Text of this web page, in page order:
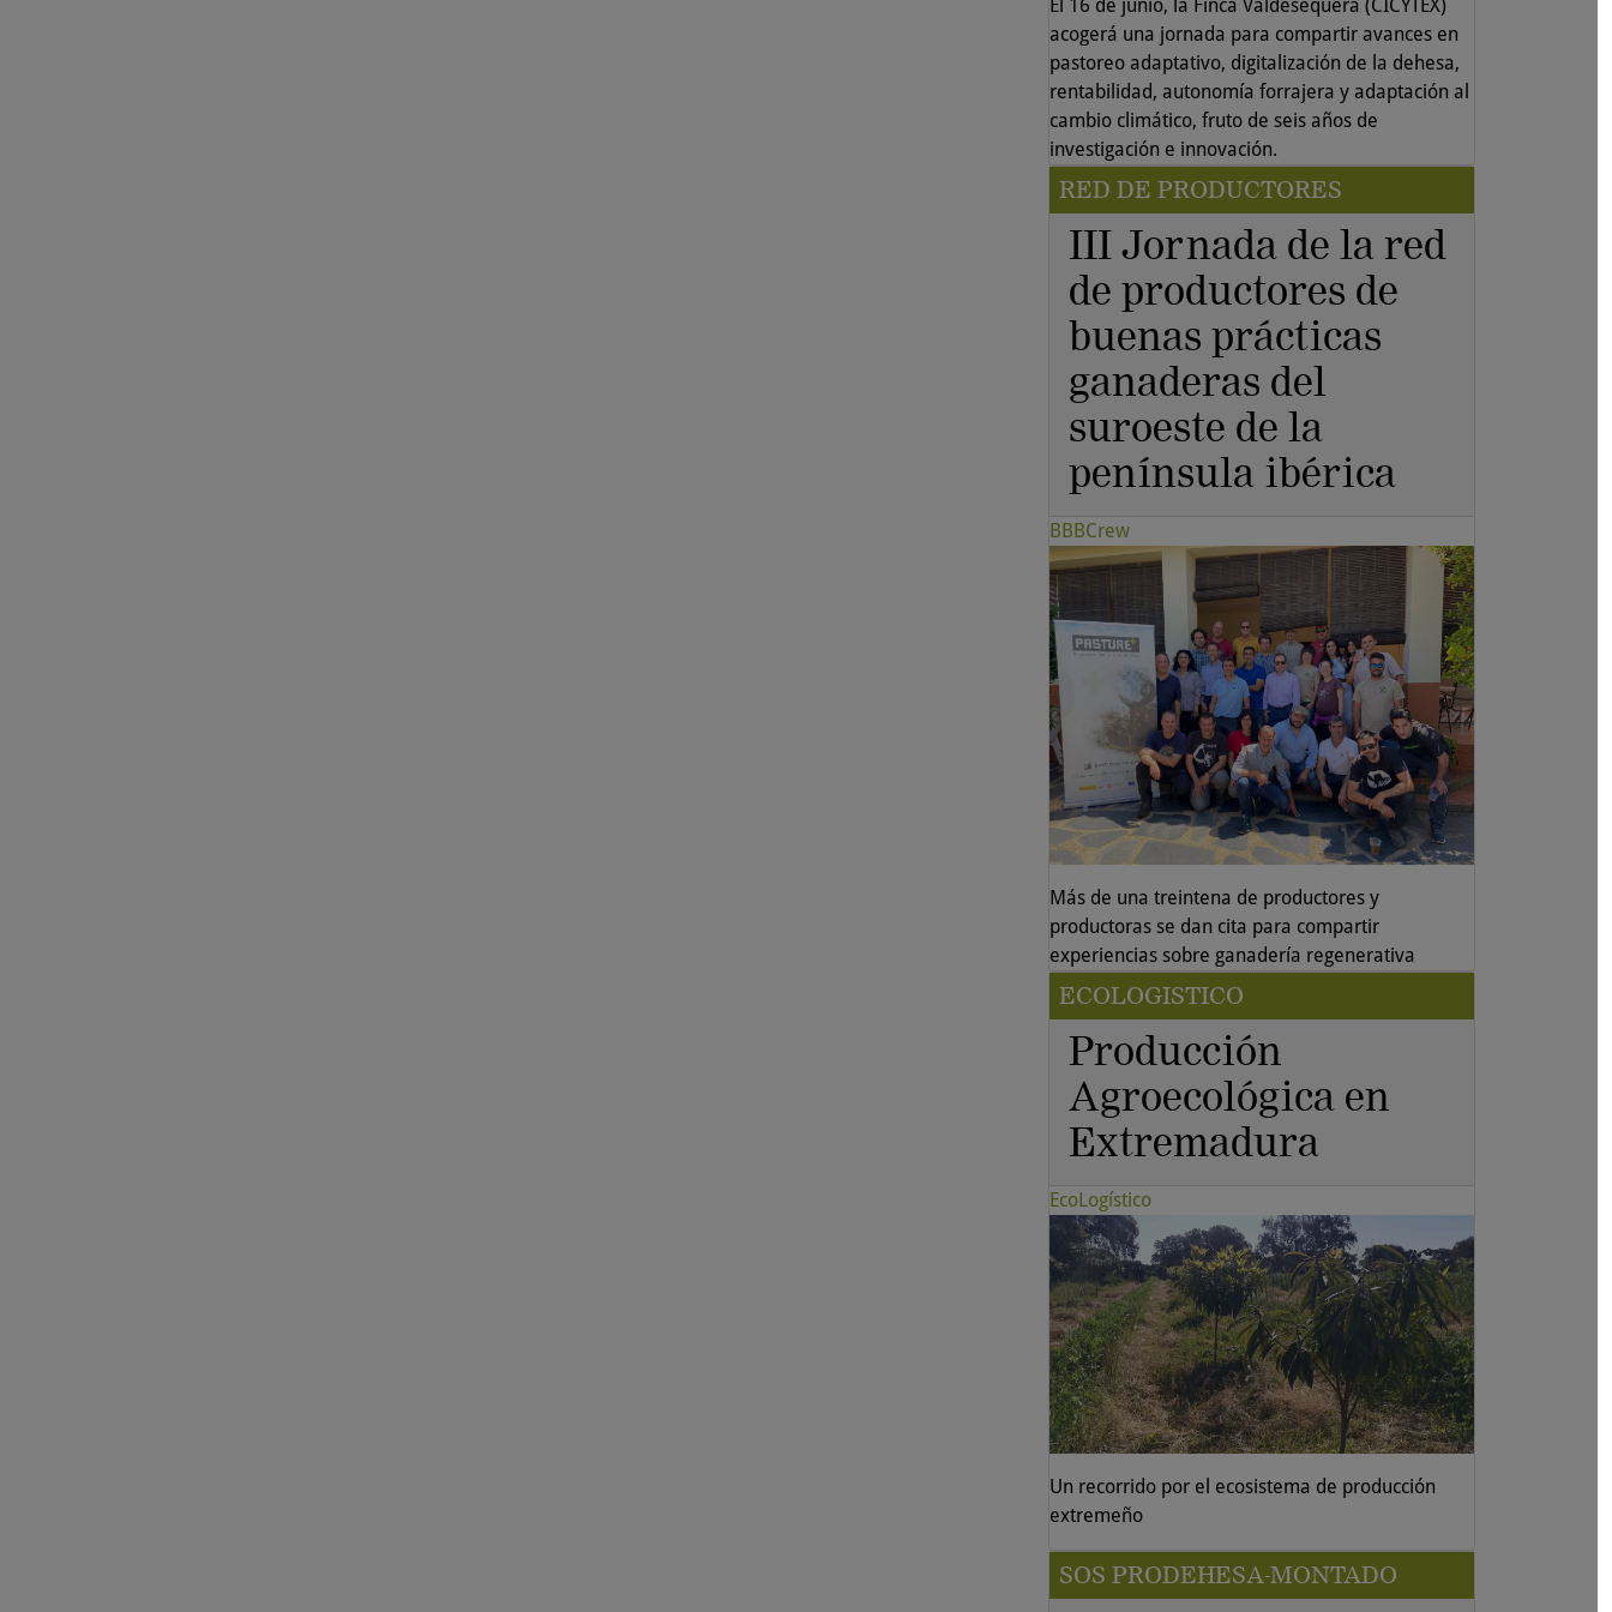
El 16 de junio, la Finca Valdesequera (CICYTEX)
acogerá una jornada para compartir avances en
pastoreo adaptativo, digitalización de la dehesa,
rentabilidad, autonomía forrajera y adaptación al
cambio climático, fruto de seis años de
investigación e innovación.
RED DE PRODUCTORES
III Jornada de la red
de productores de
buenas prácticas
ganaderas del
suroeste de la
península ibérica
BBBCrew
Más de una treintena de productores y
productoras se dan cita para compartir
experiencias sobre ganadería regenerativa
ECOLOGISTICO
Producción
Agroecológica en
Extremadura
EcoLogístico
Un recorrido por el ecosistema de producción
extremeño
SOS PRODEHESA-MONTADO